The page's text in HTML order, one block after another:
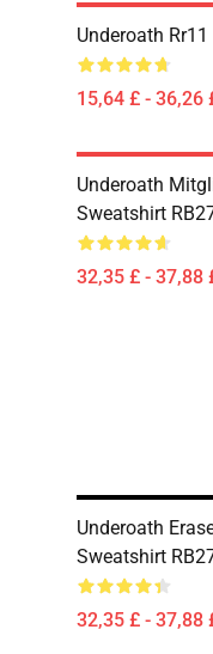
Underoath
15,64 £ - 36,26
Underoath
Sweatshirt
32,35 £ - 37,88
Underoath
Sweatshirt
32,35 £ - 37,88